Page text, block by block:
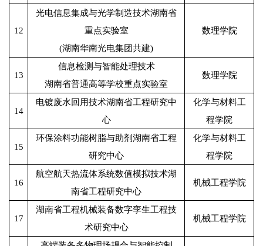
12
光电信息集成与光学制造技术湖南省
重点实验室
(湖南华南光电集团共建)
数理学院
13
信息检测与智能处理技术
湖南省普通高等学校重点实验室
数理学院
14
电镀废水回用技术湖南省工程研究中
心
化学与材料工
程学院
15
环保涂料功能树脂与助剂湖南省工程
研究中心
化学与材料工
程学院
16
航空航天热流体系统数值模拟技术湖
南省工程研究中心
机械工程学院
17
湖南省工程机械装备数字孪生工程技
术研究中心
机械工程学院